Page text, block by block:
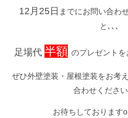
12月25日 までにお問い合わ
と､､､
足場代 半額 のプレゼント
ぜひ外壁塗装・屋根塗装をお考
合わせください
お待ちしております